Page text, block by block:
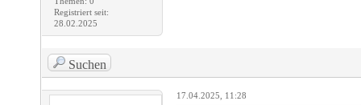
Registriert seit:
28.02.2025
Suchen
17.04.2025, 11:28